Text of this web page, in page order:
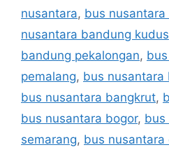
nusantara, bus
nusantara bandung kudus
bandung pekalongan,
pemalang, bus nusantara
bus nusantara bangkrut,
bus nusantara bogor, bus
semarang, bus nusantara